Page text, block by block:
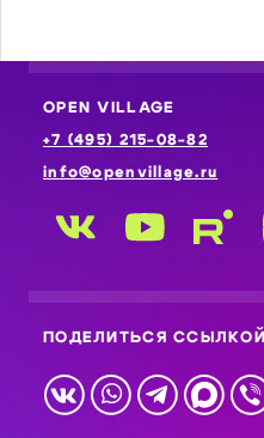
OPEN VILLAGE
+7 (495) 215-08-82
info@openvillage.ru
ПОДЕЛИТЬСЯ ССЫЛКОЙ